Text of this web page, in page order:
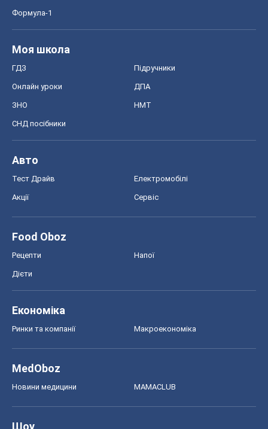
Формула-1
Моя школа
ГДЗ Підручники
Онлайн уроки ДПА
ЗНО НМТ
СНД посібники
Авто
Тест Драйв Електромобілі
Акції Сервіс
Food Oboz
Рецепти Напої
Дієти
Економіка
Ринки та компанії Макроекономіка
MedOboz
Новини медицини MAMACLUB
Шоу